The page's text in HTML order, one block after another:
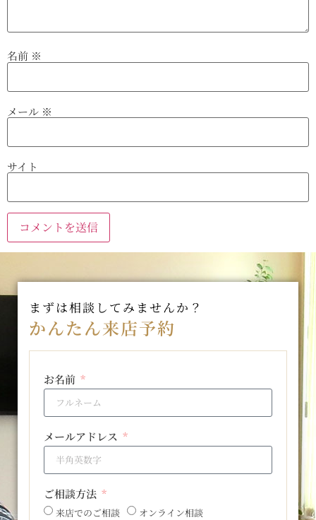
名前 ※
メール ※
サイト
まずは相談してみませんか？
かんたん来店予約
お名前
メールアドレス
ご相談方法
来店でのご相談 オンライン相談